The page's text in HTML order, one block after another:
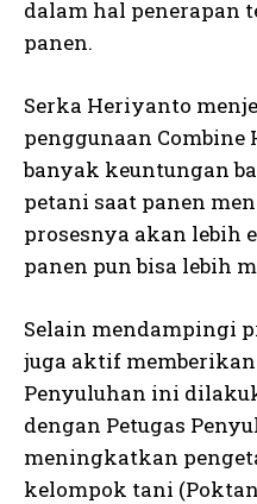
dalam hal penerapan
panen.
Serka Heriyanto
penggunaan Combine
banyak keuntungan
petani saat panen
prosesnya akan lebih
panen pun bisa lebih
Selain mendampingi
juga aktif
Penyuluhan ini
dengan Petugas
meningkatkan
kelompok tani